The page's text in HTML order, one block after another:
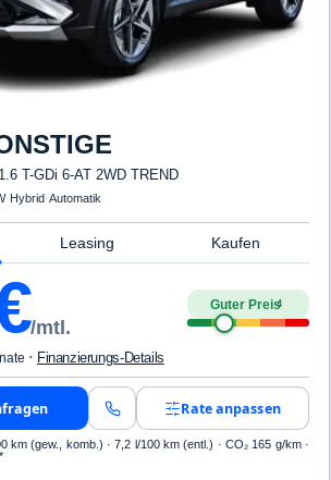
T-GDi 6-AT 2WD TREND
· Hybrid·Automatik
Leasing Kaufen
/mtl.
Guter Preis4
· Finanzierungs-Details
Rate anpassen
km (gew., komb.) · 7,2 l/100 km (entl.) · CO₂ 165 g/km ·